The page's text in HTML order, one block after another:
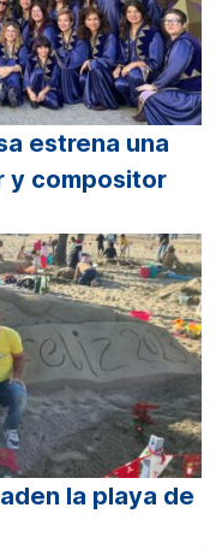
estrena una
y compositor
la playa de